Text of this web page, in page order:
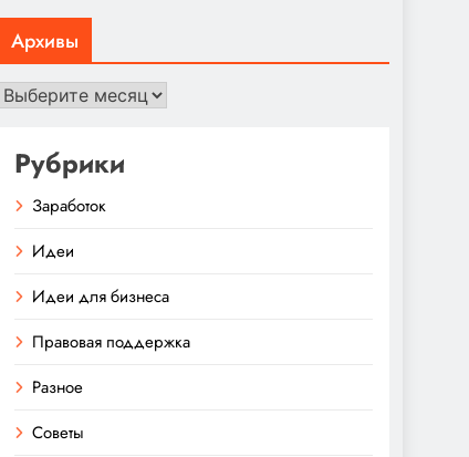
Архивы
Архивы
Рубрики
Заработок
Идеи
Идеи для бизнеса
Правовая поддержка
Разное
Советы